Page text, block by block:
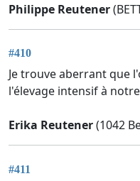
Philippe Reutener
#410
Je trouve aberrant que
l'élevage intensif à
Erika Reutener(1042
#411